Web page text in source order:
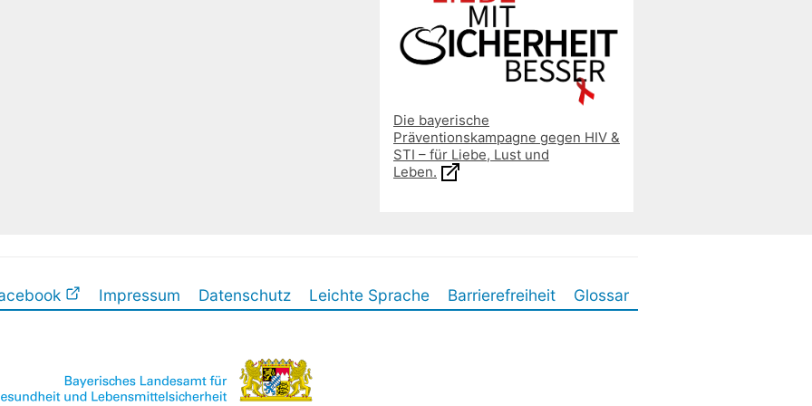
Die bayerische
Präventionskampagne gegen HIV &
STI – für Liebe, Lust und
Leben.
Glossar
Barrierefreiheit
Leichte Sprache
Datenschutz
Impressum